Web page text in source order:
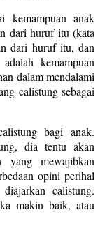
kemampuan anak
dari huruf itu (kata
dari huruf itu, dan
kemampuan
dalam mendalami
calistung sebagai
bagi anak.
dia tentu akan
yang mewajibkan
opini perihal
calistung.
makin baik, atau